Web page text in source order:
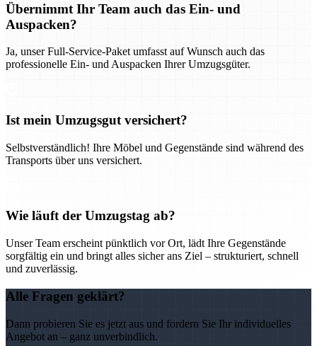
Übernimmt Ihr Team auch das Ein- und
Auspacken?
Ja, unser Full-Service-Paket umfasst auf Wunsch auch das
professionelle Ein- und Auspacken Ihrer Umzugsgüter.
Ist mein Umzugsgut versichert?
Selbstverständlich! Ihre Möbel und Gegenstände sind während des
Transports über uns versichert.
Wie läuft der Umzugstag ab?
Unser Team erscheint pünktlich vor Ort, lädt Ihre Gegenstände
sorgfältig ein und bringt alles sicher ans Ziel – strukturiert, schnell
und zuverlässig.
Alle Fragen geklärt?
Dann probieren Sie es jetzt aus und fordern Sie Ihr individuelles
Angebot an – ganz unverbindlich.